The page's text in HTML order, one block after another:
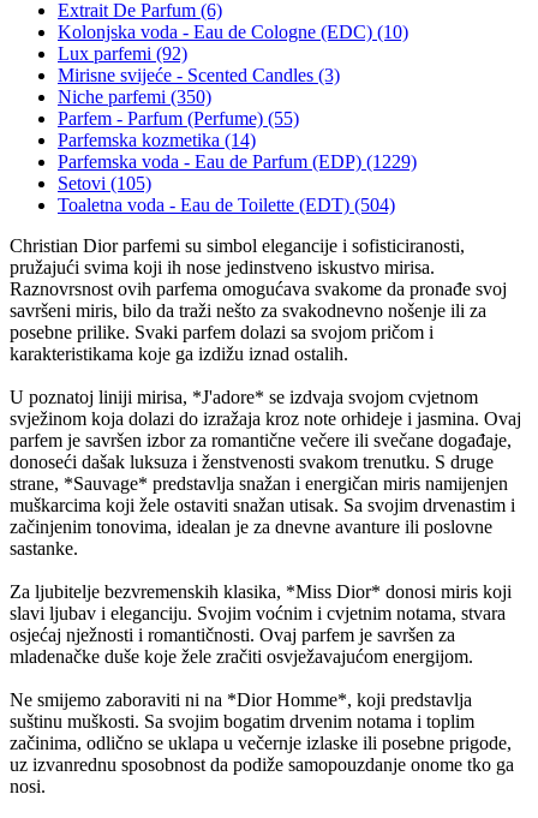
Extrait De Parfum (6)
Kolonjska voda - Eau de Cologne (EDC) (10)
Lux parfemi (92)
Mirisne svijeće - Scented Candles (3)
Niche parfemi (350)
Parfem - Parfum (Perfume) (55)
Parfemska kozmetika (14)
Parfemska voda - Eau de Parfum (EDP) (1229)
Setovi (105)
Toaletna voda - Eau de Toilette (EDT) (504)
Christian Dior parfemi su simbol elegancije i sofisticiranosti,
pružajući svima koji ih nose jedinstveno iskustvo mirisa.
Raznovrsnost ovih parfema omogućava svakome da pronađe svoj
savršeni miris, bilo da traži nešto za svakodnevno nošenje ili za
posebne prilike. Svaki parfem dolazi sa svojom pričom i
karakteristikama koje ga izdižu iznad ostalih.
U poznatoj liniji mirisa, *J'adore* se izdvaja svojom cvjetnom
svježinom koja dolazi do izražaja kroz note orhideje i jasmina. Ovaj
parfem je savršen izbor za romantične večere ili svečane događaje,
donoseći dašak luksuza i ženstvenosti svakom trenutku. S druge
strane, *Sauvage* predstavlja snažan i energičan miris namijenjen
muškarcima koji žele ostaviti snažan utisak. Sa svojim drvenastim i
začinjenim tonovima, idealan je za dnevne avanture ili poslovne
sastanke.
Za ljubitelje bezvremenskih klasika, *Miss Dior* donosi miris koji
slavi ljubav i eleganciju. Svojim voćnim i cvjetnim notama, stvara
osjećaj nježnosti i romantičnosti. Ovaj parfem je savršen za
mladenačke duše koje žele zračiti osvježavajućom energijom.
Ne smijemo zaboraviti ni na *Dior Homme*, koji predstavlja
suštinu muškosti. Sa svojim bogatim drvenim notama i toplim
začinima, odlično se uklapa u večernje izlaske ili posebne prigode,
uz izvanrednu sposobnost da podiže samopouzdanje onome tko ga
nosi.